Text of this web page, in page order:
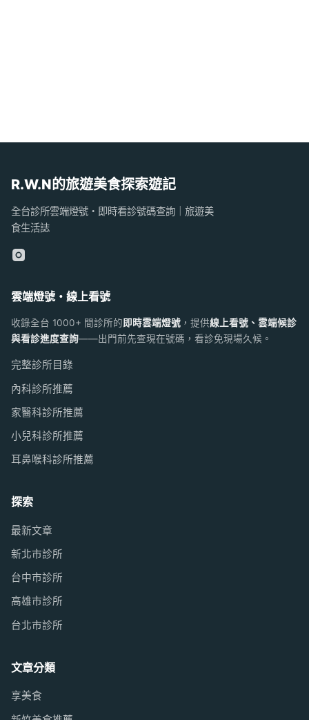
R.W.N的旅遊美食探索遊記
全台診所雲端燈號・即時看診號碼查詢｜旅遊美
食生活誌
雲端燈號・線上看號
收錄全台 1000+ 間診所的即時雲端燈號 ，提供線上看號、雲端候診
與看診進度查詢——出門前先查現在號碼，看診免現場久候。
完整診所目錄
內科診所推薦
家醫科診所推薦
小兒科診所推薦
耳鼻喉科診所推薦
探索
最新文章
新北市診所
台中市診所
高雄市診所
台北市診所
文章分類
享美食